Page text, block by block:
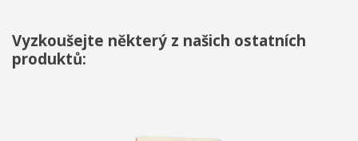
Vyzkoušejte některý z našich ostatních
produktů: